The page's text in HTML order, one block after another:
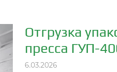
Отгрузка
пресса ГУП-
6.03.2026